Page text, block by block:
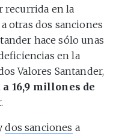
recurrida en la
otras dos sanciones
hace sólo unas
en la
Valores Santander,
16,9 millones de
dos sanciones a